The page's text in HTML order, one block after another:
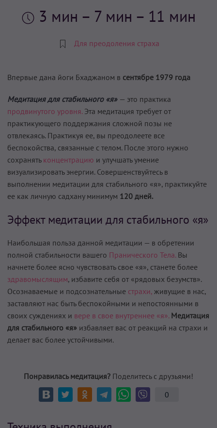
3 мин – 7 мин – 11 мин
Для преодоления страха
Впервые дана йоги Бхаджаном в сентябре 1979 года
Медитация для стабильного «я» — это практика
продвинутого уровня.Эта медитация требует от
практикующего поддержания сложной позы не
отвлекаясь. Практикуя ее, вы преодолеете все
беспокойства, связанные с телом. После этого нужно
сохранять концентрацию и улучшать умение
визуализировать энергии. Совершенствуйтесь в
выполнении медитации для стабильного «я», практикуйте
ее как личную садхану минимум 120 дней.
Эффект медитации для стабильного «я»
Наибольшая польза данной медитации — в обретении
полной стабильности вашего Пранического Тела.Вы
начнете более ясно чувствовать свое «я», станете более
здравомыслящим, избавите себя от «рядовых безумств».
Осознаваемые и подсознательные страхи, живущие в нас,
заставляют нас быть беспокойными и непостоянными в
своих суждениях и вере в свое внутреннее «я». Медитация
для стабильного «я» избавляет вас от реакций на страхи и
делает вас более устойчивыми.
Понравилась медитация? Поделитесь с друзьями!
0